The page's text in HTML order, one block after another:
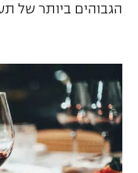
הגבוהים ביותר של